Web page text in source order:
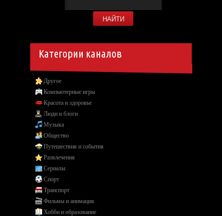
Категории каналов
Другое
Компьютерные игры
Красота и здоровье
Люди и блоги
Музыка
Общество
Путешествия и события
Развлечения
Сериалы
Спорт
Транспорт
Фильмы и анимация
Хобби и образование